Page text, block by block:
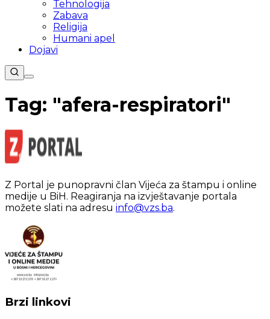
Tehnologija
Zabava
Religija
Humani apel
Dojavi
Tag: "afera-respiratori"
Z Portal je punopravni član Vijeća za štampu i online
medije u BiH. Reagiranja na izvještavanje portala
možete slati na adresu info@vzs.ba.
Brzi linkovi